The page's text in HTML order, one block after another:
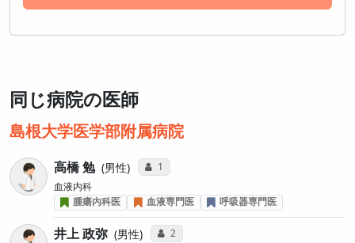
同じ病院の医師
島根大学医学部附属病院
高橋 勉 男性 コミュニケーション・タイプ投票数
1
血液内科
腫瘍内科医
血液専門医 呼吸器専門医
井上 政弥 男性 コミュニケーション・タイプ投票数
2